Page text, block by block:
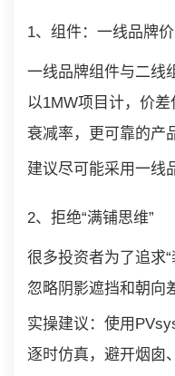
1、组件：一线品牌
一线品牌组件与二线
以1MW项目计，价
衰减率，更可靠的产
建议尽可能采用一线
2、拒绝“满铺思维”
很多投资者为了追求“
忽略阴影遮挡和朝向
实操建议：使用
逐时仿真，避开烟囱